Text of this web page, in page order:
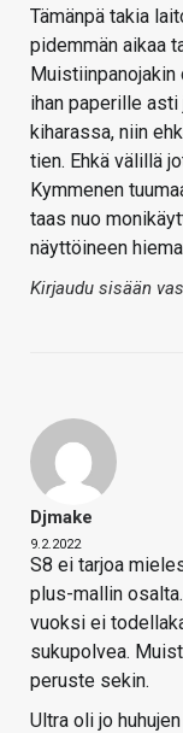
Tämänpä takia
pidemmän aikaa
Muistiinpanojakin
ihan paperille
kiharassa, niin
tien. Ehkä välillä
Kymmenen
taas nuo
näyttöineen
Kirjaudu sisään
Djmake
9.2.2022
S8 ei tarjoa
plus-mallin
vuoksi ei
sukupolvea.
peruste sekin.
Ultra oli jo